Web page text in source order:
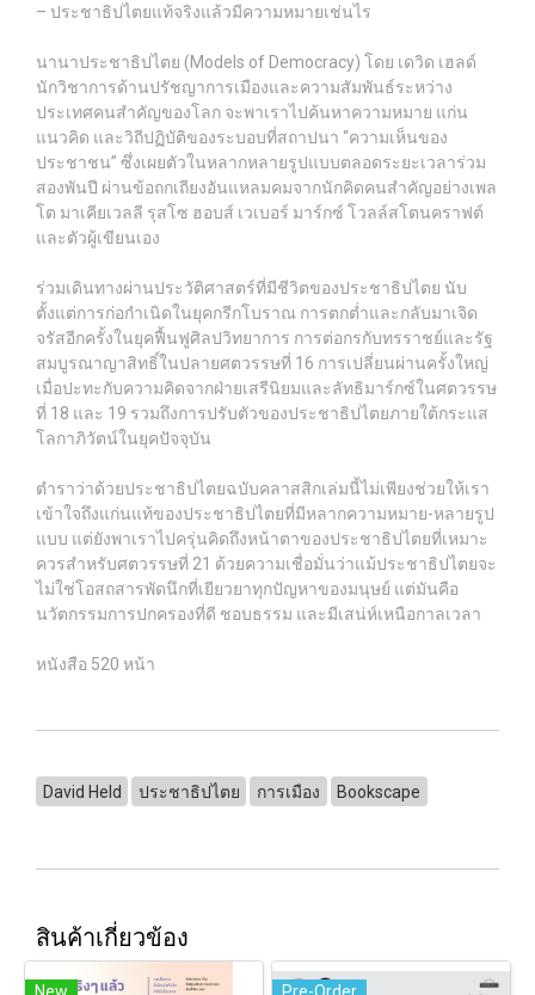
– ประชาธิปไตยแท้จริงแล้วมีความหมายเช่นไร
นานาประชาธิปไตย (Models of Democracy) โดย เดวิด เฮลด์
นักวิชาการด้านปรัชญาการเมืองและความสัมพันธ์ระหว่าง
ประเทศคนสำคัญของโลก จะพาเราไปค้นหาความหมาย แก่น
แนวคิด และวิถีปฏิบัติของระบอบที่สถาปนา “ความเห็นของ
ประชาชน” ซึ่งเผยตัวในหลากหลายรูปแบบตลอดระยะเวลาร่วม
สองพันปี ผ่านข้อถกเถียงอันแหลมคมจากนักคิดคนสำคัญอย่างเพล
โต มาเคียเวลลี รุสโซ ฮอบส์ เวเบอร์ มาร์กซ์ โวลล์สโตนคราฟต์
และตัวผู้เขียนเอง
ร่วมเดินทางผ่านประวัติศาสตร์ที่มีชีวิตของประชาธิปไตย นับ
ตั้งแต่การก่อกำเนิดในยุคกรีกโบราณ การตกต่ำและกลับมาเจิด
จรัสอีกครั้งในยุคฟื้นฟูศิลปวิทยาการ การต่อกรกับทรราชย์และรัฐ
สมบูรณาญาสิทธิ์ในปลายศตวรรษที่ 16 การเปลี่ยนผ่านครั้งใหญ่
เมื่อปะทะกับความคิดจากฝ่ายเสรีนิยมและลัทธิมาร์กซ์ในศตวรรษ
ที่ 18 และ 19 รวมถึงการปรับตัวของประชาธิปไตยภายใต้กระแส
โลกาภิวัตน์ในยุคปัจจุบัน
ตำราว่าด้วยประชาธิปไตยฉบับคลาสสิกเล่มนี้ไม่เพียงช่วยให้เรา
เข้าใจถึงแก่นแท้ของประชาธิปไตยที่มีหลากความหมาย-หลายรูป
แบบ แต่ยังพาเราไปครุ่นคิดถึงหน้าตาของประชาธิปไตยที่เหมาะ
ควรสำหรับศตวรรษที่ 21 ด้วยความเชื่อมั่นว่าแม้ประชาธิปไตยจะ
ไม่ใช่โอสถสารพัดนึกที่เยียวยาทุกปัญหาของมนุษย์ แต่มันคือ
นวัตกรรมการปกครองที่ดี ชอบธรรม และมีเสน่ห์เหนือกาลเวลา
หนังสือ 520 หน้า
David Held ประชาธิปไตย การเมือง Bookscape
สินค้าเกี่ยวข้อง
New Pre-Order